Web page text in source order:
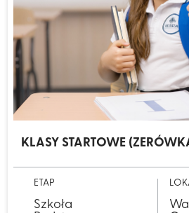
KLASY STARTOWE
ETAP
Szkoła